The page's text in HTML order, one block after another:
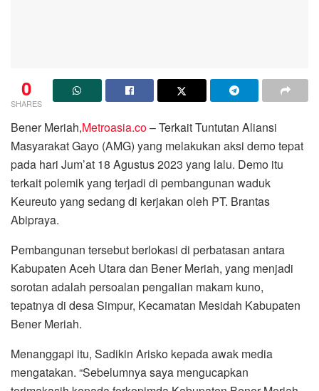
0
SHARES
Bener Meriah,Metroasia.co– Terkait Tuntutan Aliansi
Masyarakat Gayo (AMG) yang melakukan aksi demo tepat
pada hari Jum’at 18 Agustus 2023 yang lalu. Demo itu
terkait polemik yang terjadi di pembangunan waduk
Keureuto yang sedang di kerjakan oleh PT. Brantas
Abipraya.
Pembangunan tersebut berlokasi di perbatasan antara
Kabupaten Aceh Utara dan Bener Meriah, yang menjadi
sorotan adalah persoalan pengalian makam kuno,
tepatnya di desa Simpur, Kecamatan Mesidah Kabupaten
Bener Meriah.
Menanggapi itu, Sadikin Arisko kepada awak media
mengatakan. “Sebelumnya saya mengucapkan